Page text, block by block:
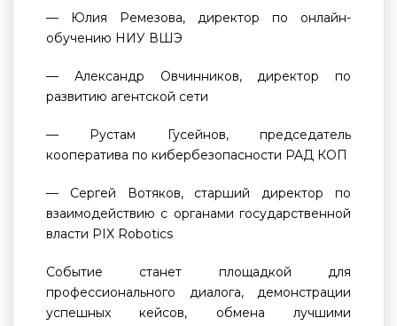
— Юлия Ремезова, директор по онлайн-
обучению НИУ ВШЭ
— Александр Овчинников, директор по
развитию агентской сети
— Рустам Гусейнов, председатель
кооператива по кибербезопасности РАД КОП
— Сергей Вотяков, старший директор по
взаимодействию с органами государственной
власти PIX Robotics
Событие станет площадкой для
профессионального диалога, демонстрации
успешных кейсов, обмена лучшими